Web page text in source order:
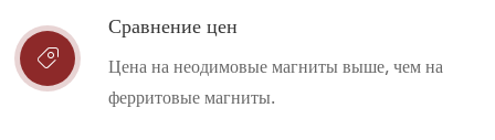

Сравнение цен
Цена на неодимовые магниты выше, чем на
ферритовые магниты.